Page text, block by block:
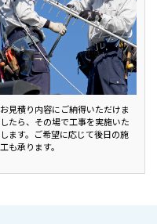
お見積り内容にご納得いただけま
したら、その場で工事を実施いた
します。ご希望に応じて後日の施
工も承ります。